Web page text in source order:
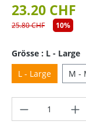
23.20 CHF
25.80 CHF 10%
Grösse : L - Large
L - Large
M -
Produkt